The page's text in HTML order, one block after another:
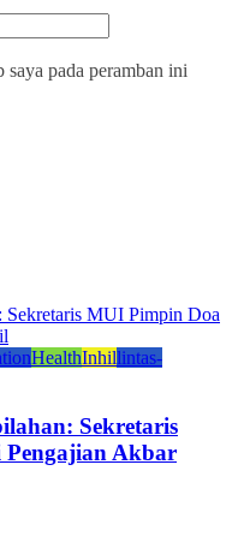
saya pada peramban ini
HealthInhillintas-
Sekretaris
Akbar